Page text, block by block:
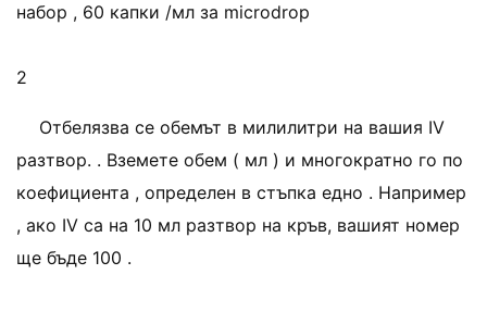
набор , 60 капки /мл за microdrop
2
Отбелязва се обемът в милилитри на вашия IV
разтвор. . Вземете обем ( мл ) и многократно го по
коефициента , определен в стъпка едно . Например
, ако IV са на 10 мл разтвор на кръв, вашият номер
ще бъде 100 .